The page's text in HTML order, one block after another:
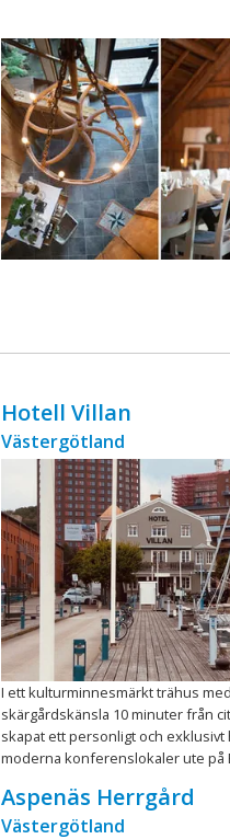
Hotell Villan
Västergötland
I ett kulturminnesmärkt trähus med
skärgårdskänsla 10 minuter från
skapat ett personligt och exklusivt
moderna konferenslokaler ute på
Aspenäs Herrgård
Västergötland